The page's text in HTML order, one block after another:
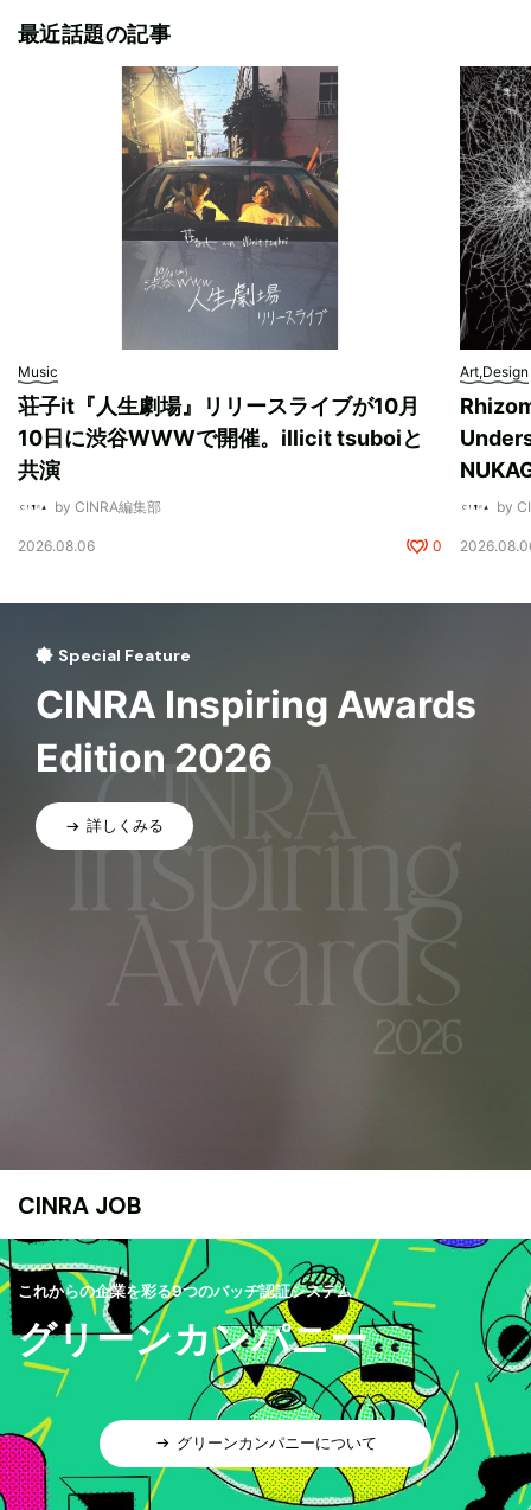
最近話題の記事
Music
荘子it『人生劇場』リリースライブが10月
10日に渋谷WWWで開催。illicit tsuboiと
共演
by CINRA編集部
2026.08.06 0
Art,Design
by
Special Feature
CINRA Inspiring Awards
Edition 2026
詳しくみる
CINRA JOB
これからの企業を彩る9つのバッヂ認証システム
グリーンカンパニー
グリーンカンパニーについて